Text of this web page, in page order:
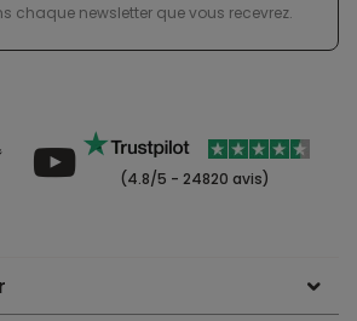
chaque newsletter que vous recevrez.
(4.8/5 - 24820 avis)